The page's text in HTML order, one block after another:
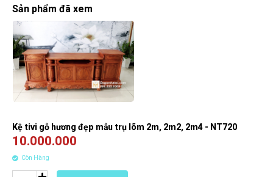
Sản phẩm đã xem
Kệ tivi gỗ hương đẹp mẫu trụ lõm 2m, 2m2, 2m4 - NT720
10.000.000
Còn Hàng